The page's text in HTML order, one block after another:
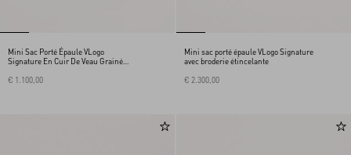
Mini Sac Porté Épaule VLogo
Signature En Cuir De Veau Grainé
€ 1.100,00
Mini sac porté épaule VLogo Signature
avec broderie étincelante
€ 2.300,00